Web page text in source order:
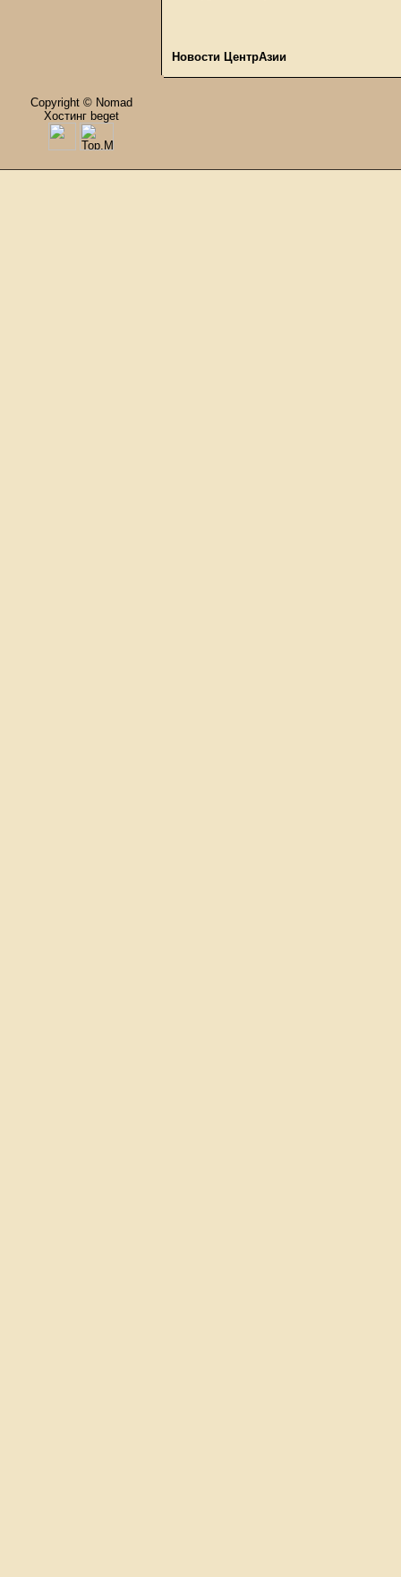
Новости ЦентрАзии
Copyright © Nomad
Хостинг beget